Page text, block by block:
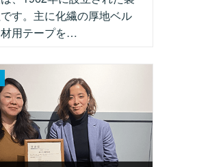
す。主に化繊の厚地ベル
材用テープを…